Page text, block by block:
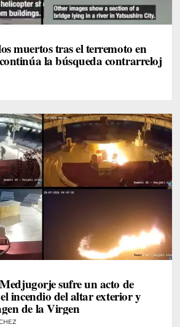
muertos tras el terremoto en
la búsqueda contrarreloj
sufre un acto de
incendio del altar exterior y
de la Virgen